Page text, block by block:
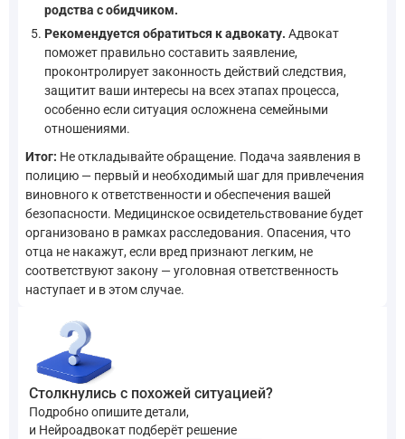
родства с обидчиком.
Рекомендуется обратиться к адвокату. Адвокат
поможет правильно составить заявление,
проконтролирует законность действий следствия,
защитит ваши интересы на всех этапах процесса,
особенно если ситуация осложнена семейными
отношениями.
Итог: Не откладывайте обращение. Подача заявления в
полицию — первый и необходимый шаг для привлечения
виновного к ответственности и обеспечения вашей
безопасности. Медицинское освидетельствование будет
организовано в рамках расследования. Опасения, что
отца не накажут, если вред признают легким, не
соответствуют закону — уголовная ответственность
наступает и в этом случае.
Столкнулись с похожей ситуацией?
Подробно опишите детали,
и Нейроадвокат подберёт решение